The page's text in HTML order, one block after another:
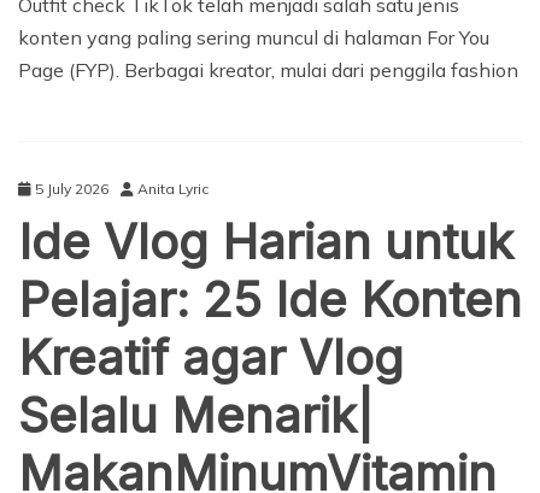
Outfit check TikTok telah menjadi salah satu jenis
konten yang paling sering muncul di halaman For You
Page (FYP). Berbagai kreator, mulai dari penggila fashion
5 July 2026 Anita Lyric
Ide Vlog Harian untuk
Pelajar: 25 Ide Konten
Kreatif agar Vlog
Selalu Menarik|
MakanMinumVitamin